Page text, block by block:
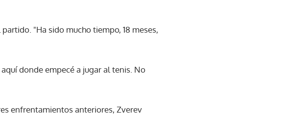
"Ha sido mucho tiempo, 18 meses,
donde empecé a jugar al tenis. No
enfrentamientos anteriores, Zverev